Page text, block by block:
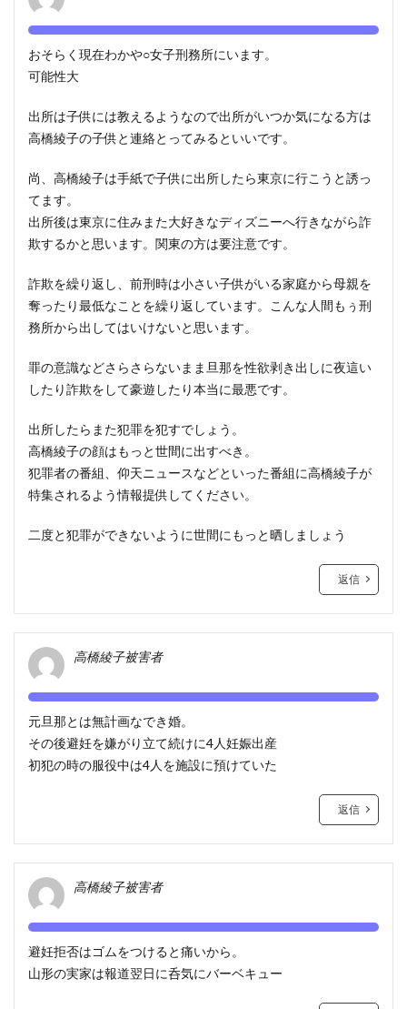
おそらく現在わかや○女子刑務所にいます。
可能性大
出所は子供には教えるようなので出所がいつか気になる方は
高橋綾子の子供と連絡とってみるといいです。
尚、高橋綾子は手紙で子供に出所したら東京に行こうと誘っ
てます。
出所後は東京に住みまた大好きなディズニーへ行きながら詐
欺するかと思います。関東の方は要注意です。
詐欺を繰り返し、前刑時は小さい子供がいる家庭から母親を
奪ったり最低なことを繰り返しています。こんな人間もぅ刑
務所から出してはいけないと思います。
罪の意識などさらさらないまま旦那を性欲剥き出しに夜這い
したり詐欺をして豪遊したり本当に最悪です。
出所したらまた犯罪を犯すでしょう。
高橋綾子の顔はもっと世間に出すべき。
犯罪者の番組、仰天ニュースなどといった番組に高橋綾子が
特集されるよう情報提供してください。
二度と犯罪ができないように世間にもっと晒しましょう
返信
高橋綾子被害者
元旦那とは無計画なでき婚。
その後避妊を嫌がり立て続けに4人妊娠出産
初犯の時の服役中は4人を施設に預けていた
返信
高橋綾子被害者
避妊拒否はゴムをつけると痛いから。
山形の実家は報道翌日に呑気にバーベキュー